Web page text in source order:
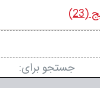
جستجو برای: